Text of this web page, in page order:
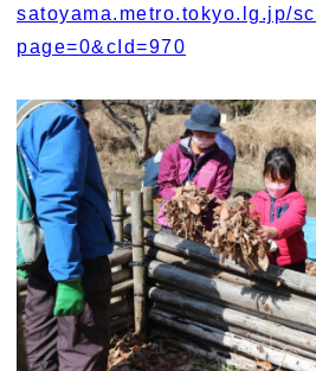
satoyama.metro.tokyo.lg.jp/
page=0&cId=970